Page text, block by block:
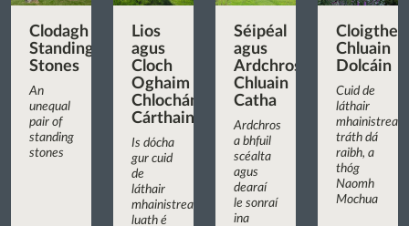
Clodagh
Standing
Stones
An
unequal
pair of
standing
stones
Lios
agus
Cloch
Oghaim
Chlochán
Cárthainn
Is dócha
gur cuid
de
láthair
mhainistreach
luath é
Séipéal
agus
Ardchros
Chluain
Catha
Ardchros
a bhfuil
scéalta
agus
dearaí
le sonraí
ina
Chluain
Dolcáin
Cuid de
láthair
mhainistreach
tráth dá
raibh, a
thóg
Naomh
Mochua